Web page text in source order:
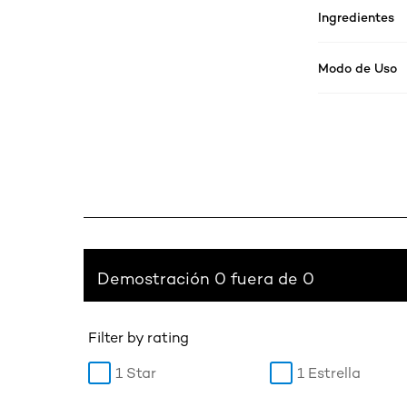
Ingredientes
Modo de Uso
Demostración 0 fuera de 0
Filter by rating
1 Star 1 Estrella